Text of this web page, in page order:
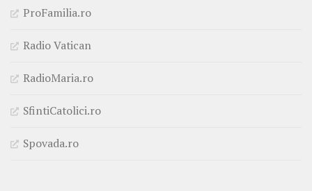
ProFamilia.ro
Radio Vatican
RadioMaria.ro
SfintiCatolici.ro
Spovada.ro